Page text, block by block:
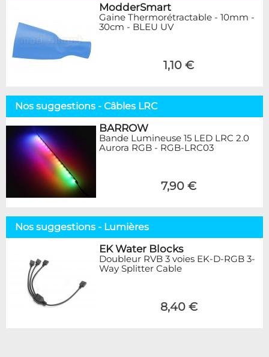
ModderSmart
Gaine Thermorétractable - 10mm -
30cm - BLEU UV
1,10 €
Nos suggestions - Câbles LRC
BARROW
Bande Lumineuse 15 LED LRC 2.0
Aurora RGB - RGB-LRC03
7,90 €
Nos suggestions - Lumières
EK Water Blocks
Doubleur RVB 3 voies EK-D-RGB 3-
Way Splitter Cable
8,40 €